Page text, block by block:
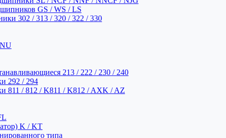
GS / WS / LS
302 / 313 / 320 / 322 / 330
213 / 222 / 230 / 240
292 / 294
811 / 812 / K811 / K812 / AXK / AZ
K / KT
типа